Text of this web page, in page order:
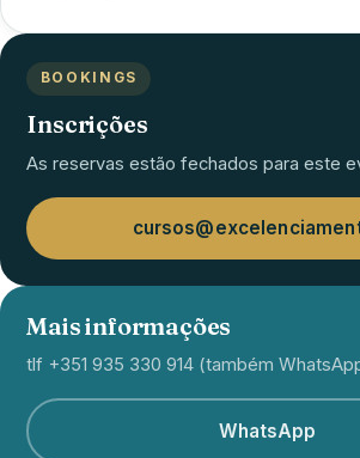
BOOKINGS
Inscrições
As reservas estão fechados para este
Mais informações
tlf +351 935 330 914 (também
WhatsApp